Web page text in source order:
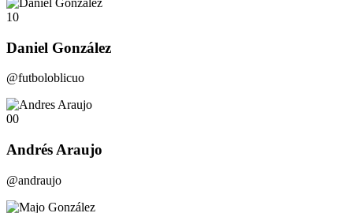
10
Daniel González
@futboloblicuo
00
Andrés Araujo
@andraujo